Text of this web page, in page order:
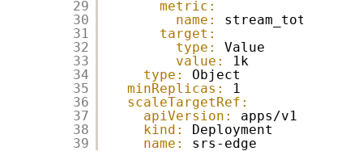
29
30
31
32
33
34
35
36
37
38
39
metric:
name:
target:
type:
Value​
value:
1k​
type:
Object​
minReplicas:
1​
scaleTargetRef:
apiVersion:
apps/v1​
kind:
Deployment​
name:
srs-edge​